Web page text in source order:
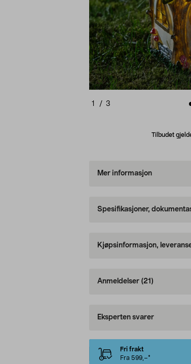
1 / 3
Tilbudet
Mer informasjon
Spesifikasjoner,
Kjøpsinformasjon,
Anmeldelser (21)
Eksperten svarer
Fri frakt
Fra 599,–*